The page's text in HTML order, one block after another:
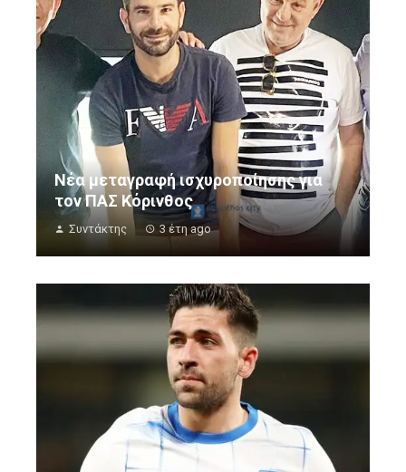
Νέα μεταγραφή ισχυροποίησης για
τον ΠΑΣ Κόρινθος
Συντάκτης 3 έτη ago